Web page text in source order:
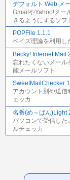
デフォルト Web メ
GmailやYahoo!メー
きるようにするソフ
POPFile 1.1.1
ベイズ理論を利用し
Becky! Internet Mail
忘れたくないメール
能メールソフト
SweetMailChecker
アカウント別や送信
ェッカ
名番(め～ばん)Light
パソコンで受信した
ルチェッカ